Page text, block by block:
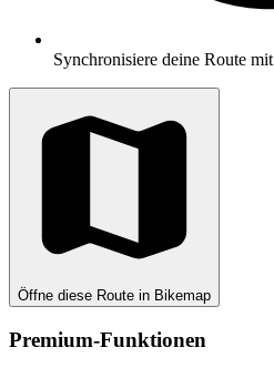
Synchronisiere deine Route mit
Öffne diese Route in Bikemap
Premium-Funktionen